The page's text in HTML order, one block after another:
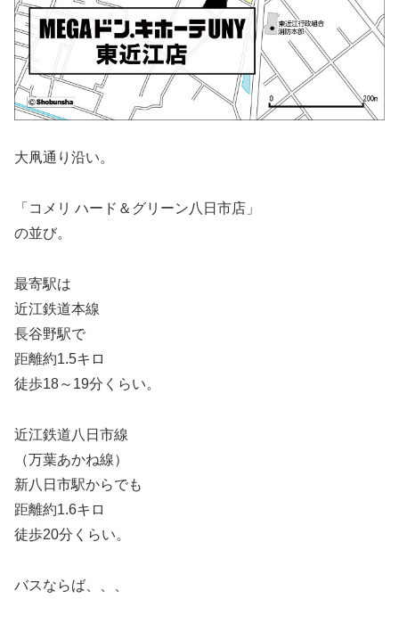
大凧通り沿い。
「コメリ ハード＆グリーン八日市店」
の並び。
最寄駅は
近江鉄道本線
長谷野駅で
距離約1.5キロ
徒歩18～19分くらい。
近江鉄道八日市線
（万葉あかね線）
新八日市駅からでも
距離約1.6キロ
徒歩20分くらい。
バスならば、、、